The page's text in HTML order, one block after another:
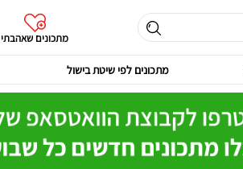
מתכונים שאהבתי
מתכונים לפי שיטת בישול